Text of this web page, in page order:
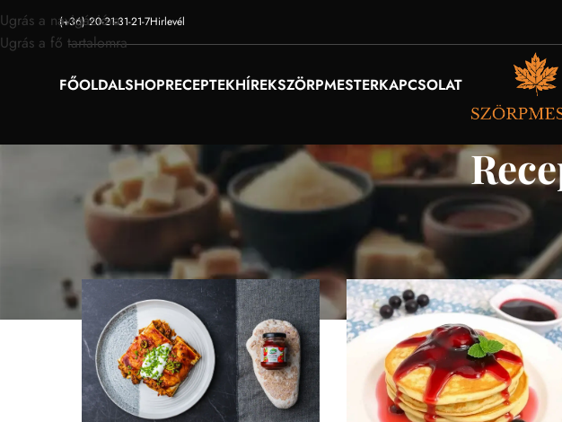
Ugrás a navigációra
Ugrás a fő tartalomra
(+36) 20-21-31-21-7Hirlevél
FŐOLDALSHOPRECEPTEKHÍREKSZÖRPMESTERKAPCSOLAT